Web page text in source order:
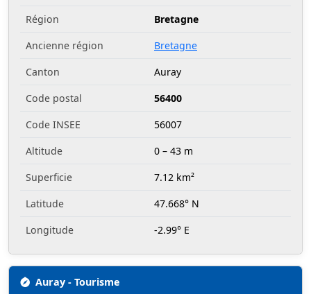
Région
Bretagne
Ancienne région
Bretagne
Canton
Auray
Code postal
56400
Code INSEE
56007
Altitude
0 – 43 m
Superficie
7.12 km²
Latitude
47.668° N
Longitude
-2.99° E
Auray - Tourisme